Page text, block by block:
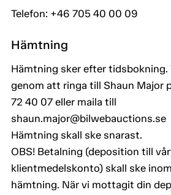
Telefon: +46 705 40 00 09
Hämtning
Hämtning sker efter tidsbokning.
genom att ringa till Shaun Major
72 40 07 eller maila till
shaun.major@bilwebauctions.se
Hämtning skall ske snarast.
OBS! Betalning (deposition till
klientmedelskonto) skall ske
hämtning. När vi mottagit din